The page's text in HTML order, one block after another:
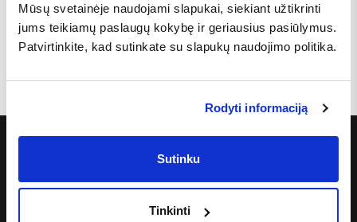
Mūsų svetainėje naudojami slapukai, siekiant užtikrinti
jums teikiamų paslaugų kokybę ir geriausius pasiūlymus.
Patvirtinkite, kad sutinkate su slapukų naudojimo politika.
Rodyti informaciją
Sutinku
Tinkinti
Cafe Latte XL
€ 2.30